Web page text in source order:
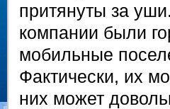
притянуты за
компании были
мобильные
Фактически, их
них может